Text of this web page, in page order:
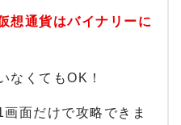
想通貨はバイナリーに
なくてもOK！
画面だけで攻略できま